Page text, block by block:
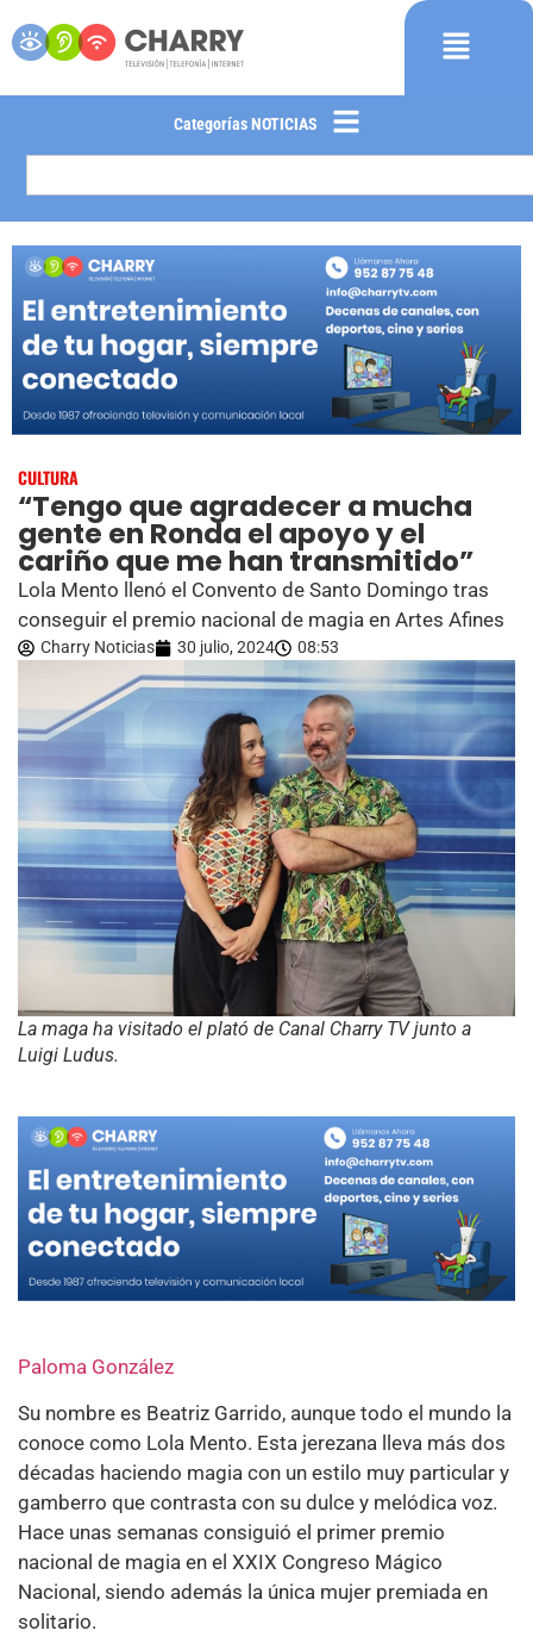
Categorías NOTICIAS
CULTURA
“Tengo que agradecer a mucha
gente en Ronda el apoyo y el
cariño que me han transmitido”
Lola Mento llenó el Convento de Santo Domingo tras
conseguir el premio nacional de magia en Artes Afines
Charry Noticias 30 julio, 2024 08:53
La maga ha visitado el plató de Canal Charry TV junto a
Luigi Ludus.
Paloma González
Su nombre es Beatriz Garrido, aunque todo el mundo la
conoce como Lola Mento. Esta jerezana lleva más dos
décadas haciendo magia con un estilo muy particular y
gamberro que contrasta con su dulce y melódica voz.
Hace unas semanas consiguió el primer premio
nacional de magia en el XXIX Congreso Mágico
Nacional, siendo además la única mujer premiada en
solitario.